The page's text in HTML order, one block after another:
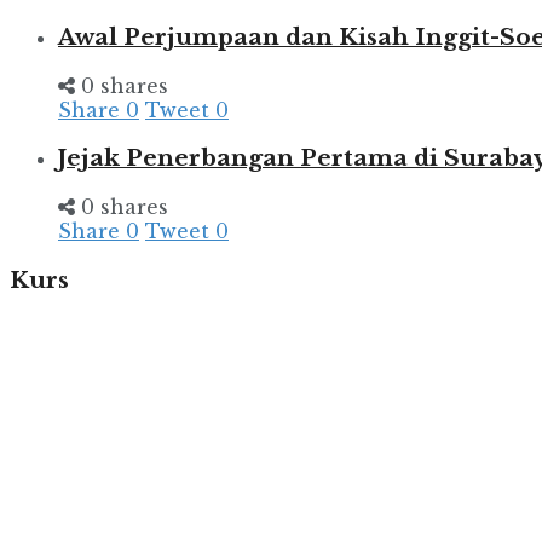
Awal Perjumpaan dan Kisah Inggit-
0 shares
Share 0 Tweet 0
Jejak Penerbangan Pertama di
0 shares
Share 0 Tweet 0
Kurs